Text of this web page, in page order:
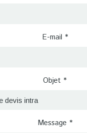
E-mail *
Objet *
Message *